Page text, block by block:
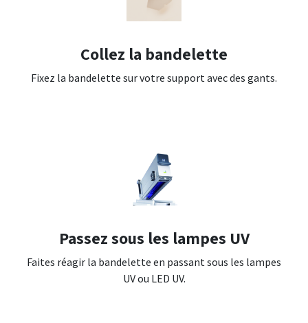
Collez la bandelette
Fixez la bandelette sur votre support avec des gants.
Passez sous les lampes UV
Faites réagir la bandelette en passant sous les lampes
UV ou LED UV.